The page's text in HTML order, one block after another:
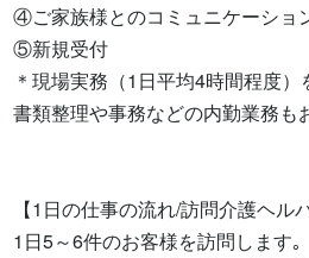
④ご家族様とのコミュニケーショ
⑤新規受付
＊現場実務（1日平均4時間程度）
書類整理や事務などの内勤業務も
【1日の仕事の流れ/訪問介護ヘル
1日5～6件のお客様を訪問します｡